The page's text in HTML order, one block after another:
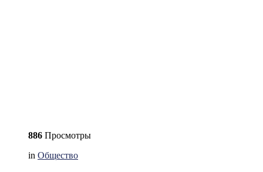
886 Просмотры
in Общество